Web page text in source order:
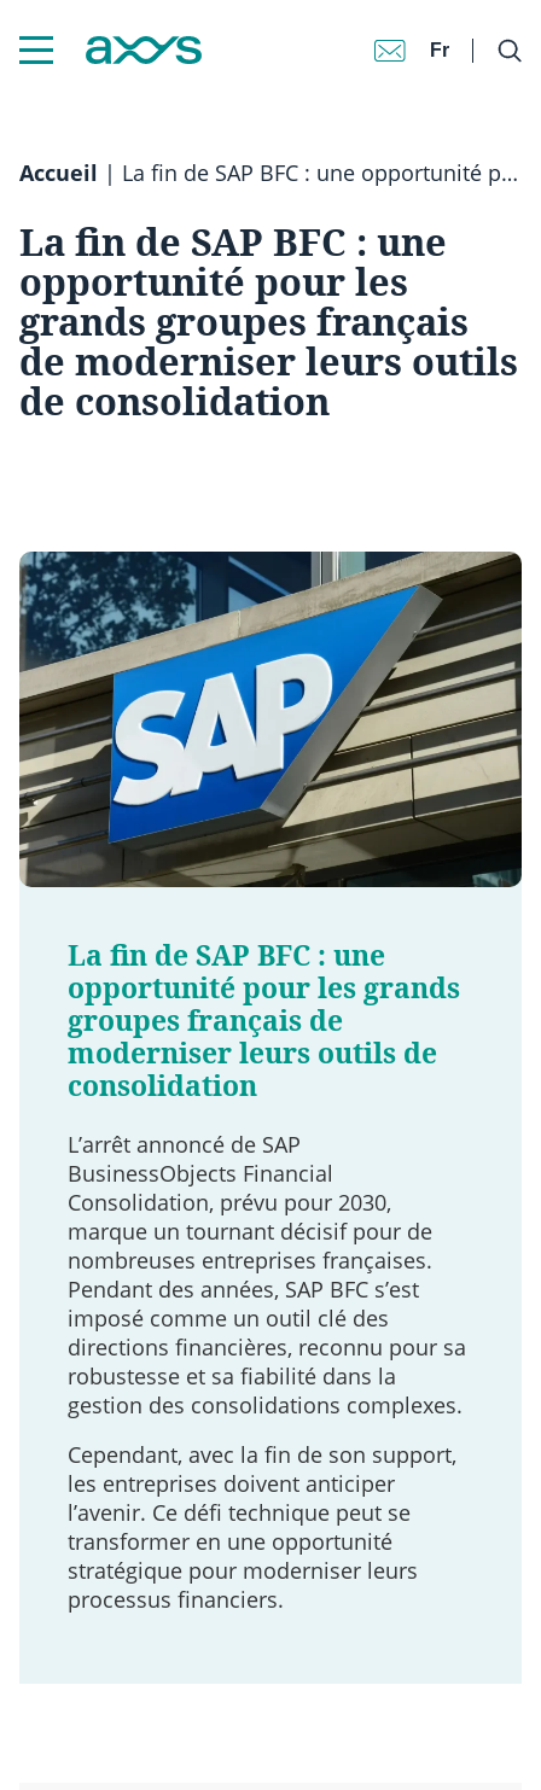
Fr
Accueil | La fin de SAP BFC : une opportunité pour les grands groupes français de moderniser leurs outils de consolidation
La fin de SAP BFC : une
opportunité pour les
grands groupes français
de moderniser leurs outils
de consolidation
La fin de SAP BFC : une
opportunité pour les grands
groupes français de
moderniser leurs outils de
consolidation
L’arrêt annoncé de SAP
BusinessObjects Financial
Consolidation, prévu pour 2030,
marque un tournant décisif pour de
nombreuses entreprises françaises.
Pendant des années, SAP BFC s’est
imposé comme un outil clé des
directions financières, reconnu pour sa
robustesse et sa fiabilité dans la
gestion des consolidations complexes.
Cependant, avec la fin de son support,
les entreprises doivent anticiper
l’avenir. Ce défi technique peut se
transformer en une opportunité
stratégique pour moderniser leurs
processus financiers.